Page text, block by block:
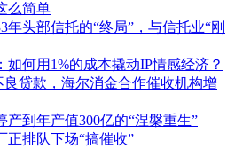
么简单
年头部信托的“终局”，与信托业“刚
如何用1%的成本撬动IP情感经济？
良贷款，海尔消金合作催收机构增
产到年产值300亿的“涅槃重生”
正排队下场“搞催收”